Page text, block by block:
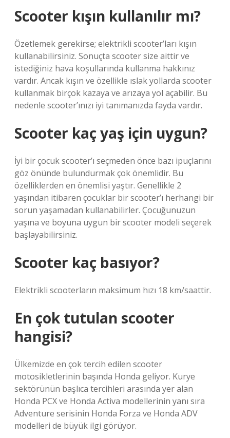
Scooter kışın kullanılır mı?
Özetlemek gerekirse; elektrikli scooter’ları kışın
kullanabilirsiniz. Sonuçta scooter size aittir ve
istediğiniz hava koşullarında kullanma hakkınız
vardır. Ancak kışın ve özellikle ıslak yollarda scooter
kullanmak birçok kazaya ve arızaya yol açabilir. Bu
nedenle scooter’ınızı iyi tanımanızda fayda vardır.
Scooter kaç yaş için uygun?
İyi bir çocuk scooter’ı seçmeden önce bazı ipuçlarını
göz önünde bulundurmak çok önemlidir. Bu
özelliklerden en önemlisi yaştır. Genellikle 2
yaşından itibaren çocuklar bir scooter’ı herhangi bir
sorun yaşamadan kullanabilirler. Çocuğunuzun
yaşına ve boyuna uygun bir scooter modeli seçerek
başlayabilirsiniz.
Scooter kaç basıyor?
Elektrikli scooterların maksimum hızı 18 km/saattir.
En çok tutulan scooter
hangisi?
Ülkemizde en çok tercih edilen scooter
motosikletlerinin başında Honda geliyor. Kurye
sektörünün başlıca tercihleri ​​arasında yer alan
Honda PCX ve Honda Activa modellerinin yanı sıra
Adventure serisinin Honda Forza ve Honda ADV
modelleri de büyük ilgi görüyor.